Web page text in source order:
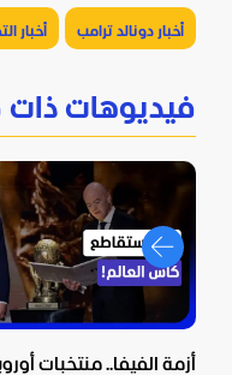
أخبار دونالد ترامب أخبار
فيديوهات ذات
أزمة الفيفا.. منتخبات